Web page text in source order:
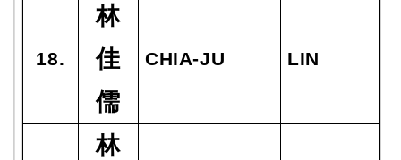
18.
林
佳
儒
CHIA-JU LIN
林